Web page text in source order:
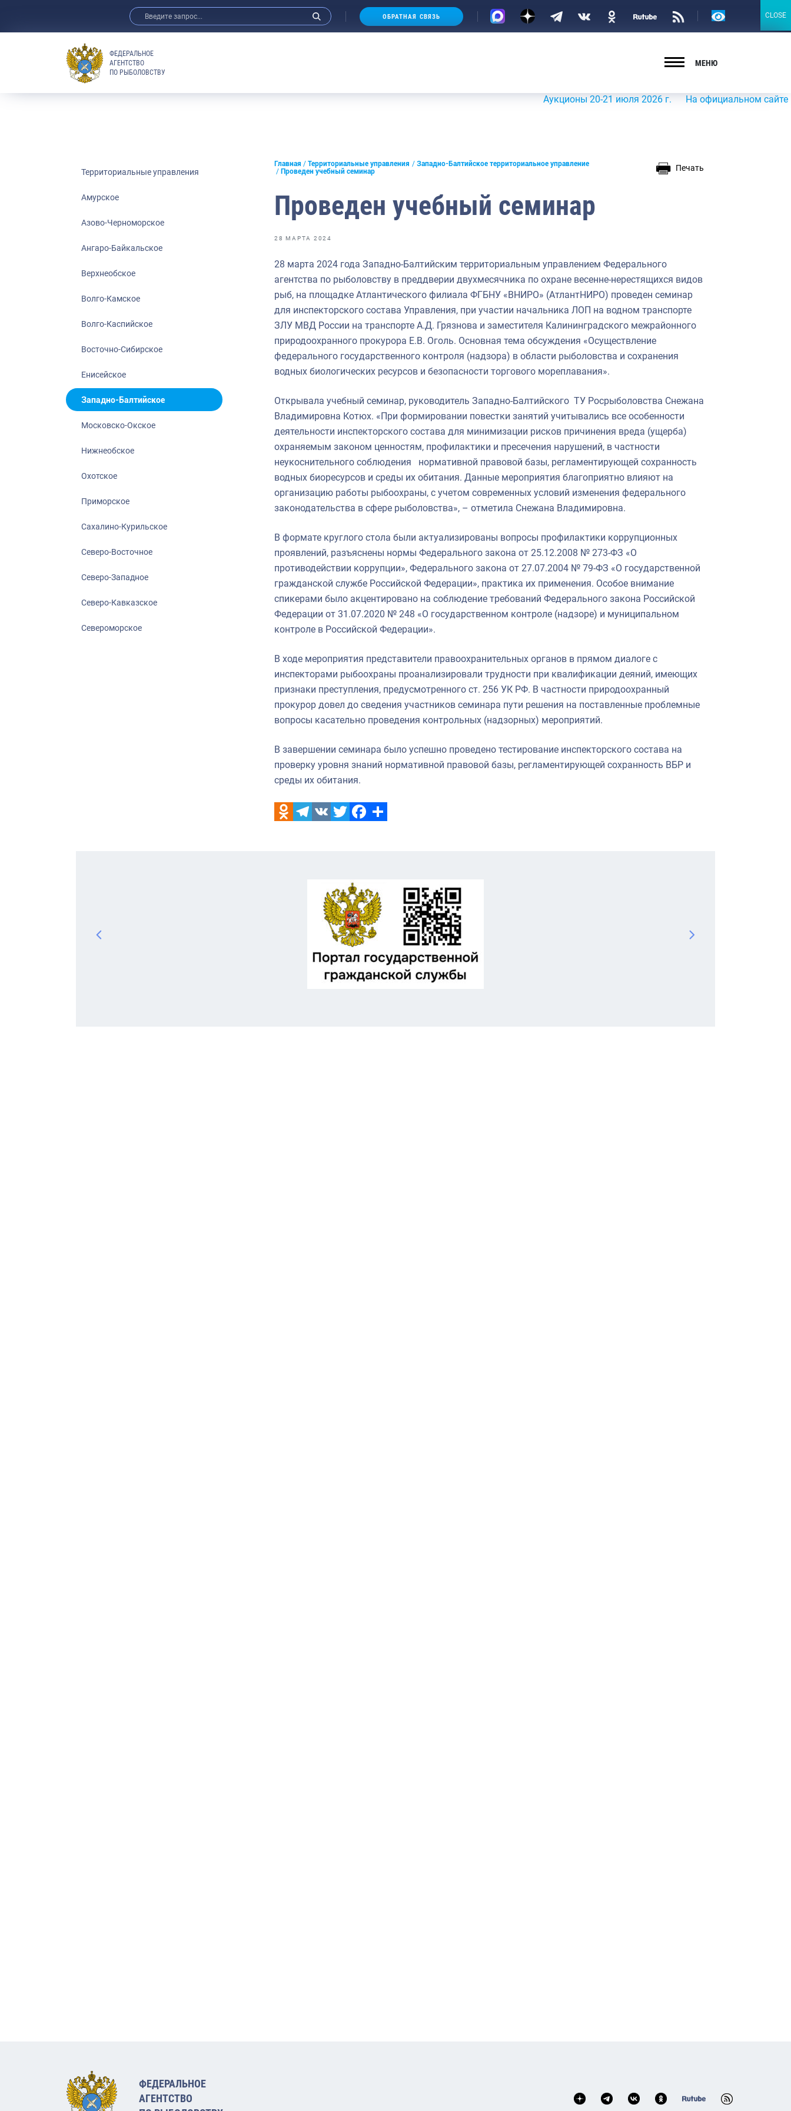
Азово-Черноморское
Волго-Каспийское
Сахалино-Курильское
Северо-Восточное
Северо-Западное
Североморское
ОБРАТНАЯ СВЯЗЬ
Версия
ФЕДЕРАЛЬНОЕ
АГЕНТСТВО
ПО РЫБОЛОВСТВУ
МЕНЮ
Аукционы 20-21 июля 2026 г. На официальном сайте
Территориальные управления
Амурское
Азово-Черноморское
Ангаро-Байкальское
Верхнеобское
Волго-Камское
Волго-Каспийское
Восточно-Сибирское
Енисейское
Западно-Балтийское
Московско-Окское
Нижнеобское
Охотское
Приморское
Сахалино-Курильское
Северо-Восточное
Северо-Западное
Северо-Кавказское
Североморское
Главная Территориальные управления
Западно-Балтийское территориальное управление
Проведен учебный семинар
Печать
Проведен учебный семинар
28 МАРТА 2024
28 марта 2024 года Западно-Балтийским территориальным управлением Федерального
агентства по рыболовству в преддверии двухмесячника по охране весенне-нерестящихся видов
рыб, на площадке Атлантического филиала ФГБНУ «ВНИРО» (АтлантНИРО) проведен семинар
для инспекторского состава Управления, при участии начальника ЛОП на водном транспорте
ЗЛУ МВД России на транспорте А.Д. Грязнова и заместителя Калининградского межрайонного
природоохранного прокурора Е.В. Оголь. Основная тема обсуждения «Осуществление
федерального государственного контроля (надзора) в области рыболовства и сохранения
водных биологических ресурсов и безопасности торгового мореплавания».
Открывала учебный семинар, руководитель Западно-Балтийского ТУ Росрыболовства Снежана
Владимировна Котюх. «При формировании повестки занятий учитывались все особенности
деятельности инспекторского состава для минимизации рисков причинения вреда (ущерба)
охраняемым законом ценностям, профилактики и пресечения нарушений, в частности
неукоснительного соблюдения нормативной правовой базы, регламентирующей сохранность
водных биоресурсов и среды их обитания. Данные мероприятия благоприятно влияют на
организацию работы рыбоохраны, с учетом современных условий изменения федерального
законодательства в сфере рыболовства», – отметила Снежана Владимировна.
В формате круглого стола были актуализированы вопросы профилактики коррупционных
проявлений, разъяснены нормы Федерального закона от 25.12.2008 № 273-ФЗ «О
противодействии коррупции», Федерального закона от 27.07.2004 № 79-ФЗ «О государственной
гражданской службе Российской Федерации», практика их применения. Особое внимание
спикерами было акцентировано на соблюдение требований Федерального закона Российской
Федерации от 31.07.2020 № 248 «О государственном контроле (надзоре) и муниципальном
контроле в Российской Федерации».
В ходе мероприятия представители правоохранительных органов в прямом диалоге с
инспекторами рыбоохраны проанализировали трудности при квалификации деяний, имеющих
признаки преступления, предусмотренного ст. 256 УК РФ. В частности природоохранный
прокурор довел до сведения участников семинара пути решения на поставленные проблемные
вопросы касательно проведения контрольных (надзорных) мероприятий.
В завершении семинара было успешно проведено тестирование инспекторского состава на
проверку уровня знаний нормативной правовой базы, регламентирующей сохранность ВБР и
среды их обитания.
ФЕДЕРАЛЬНОЕ
АГЕНТСТВО
CLOSE
CLOSE